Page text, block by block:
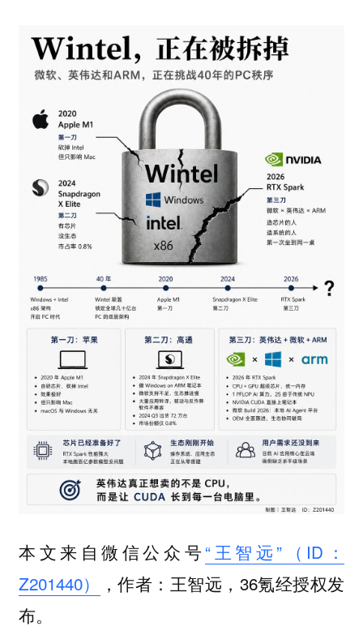
本文来自微信公众号“王智远”（ID：
Z201440）
，作者：王智远，36氪经授权发
布。